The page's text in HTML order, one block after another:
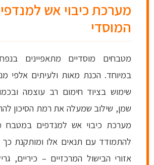
מערכת כיבוי אש
המוסדי
מטבחים מוסדיים מתאפיינים
במיוחד. הכנת מאות ולעיתים אלפי
שימוש בציוד חימום רב עוצמה
שמן, שילוב שמעלה את רמת הסיכון
מערכת כיבוי אש למנדפים במטבח
להתמודד עם תנאים אלו ומותקנת
אזורי הבישול המרכזיים – כיריים,